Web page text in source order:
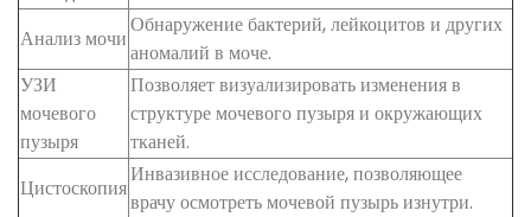
Анализ мочи
Обнаружение бактерий, лейкоцитов и других
аномалий в моче.
УЗИ
мочевого
пузыря
Позволяет визуализировать изменения в
структуре мочевого пузыря и окружающих
тканей.
Цистоскопия
Инвазивное исследование, позволяющее
врачу осмотреть мочевой пузырь изнутри.